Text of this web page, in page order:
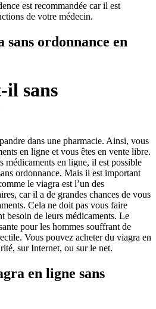
est recommandée car il est
de votre médecin.
ordonnance en
il sans
dans une pharmacie. Ainsi, vous
en ligne et vous êtes en vente libre.
médicaments en ligne, il est possible
ordonnance. Mais il est important
le viagra est l’un des
car il a de grandes chances de vous
Cela ne doit pas vous faire
besoin de leurs médicaments. Le
pour les hommes souffrant de
Vous pouvez acheter du viagra en
sur Internet, ou sur le net.
en ligne sans